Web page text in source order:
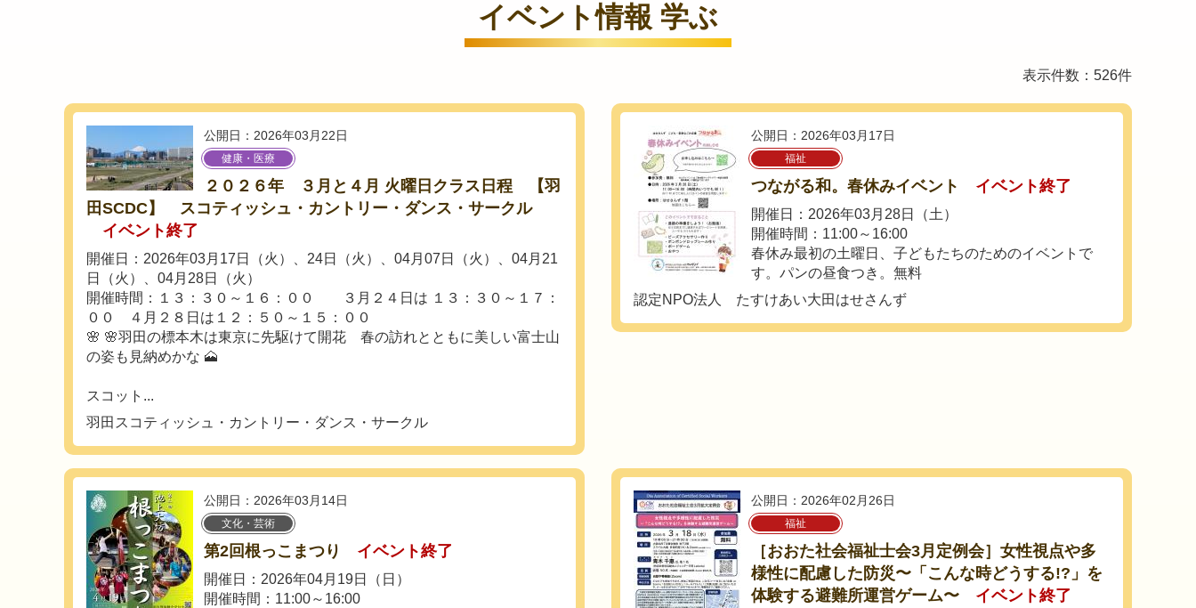
イベント情報 学ぶ
表示件数：526件
公開日：2026年03月22日
健康・医療
２０２６年 ３月と４月 火曜日クラス日程 【羽
田SCDC】 スコティッシュ・カントリー・ダンス・サークル
イベント終了
開催日：2026年03月17日（火）、24日（火）、04月07日（火）、04月21
日（火）、04月28日（火）
開催時間：１３：３０～１６：００ ３月２４日は １３：３０～１７：
００ ４月２８日は１２：５０～１５：００
🌸 🌸羽田の標本木は東京に先駆けて開花 春の訪れとともに美しい富士山
の姿も見納めかな 🗻
スコット...
羽田スコティッシュ・カントリー・ダンス・サークル
公開日：2026年03月17日
福祉
つながる和。春休みイベント イベント終了
開催日：2026年03月28日（土）
開催時間：11:00～16:00
春休み最初の土曜日、子どもたちのためのイベントで
す。パンの昼食つき。無料
認定NPO法人 たすけあい大田はせさんず
公開日：2026年03月14日
文化・芸術
第2回根っこまつり イベント終了
開催日：2026年04月19日（日）
開催時間：11:00～16:00
公開日：2026年02月26日
福祉
［おおた社会福祉士会3月定例会］女性視点や多
様性に配慮した防災〜「こんな時どうする!?」を
体験する避難所運営ゲーム〜
イベント終了